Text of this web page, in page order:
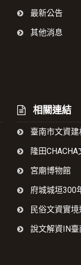
最新公告
其他消息
相關連結
臺南市文資
隆田
宮廟博物館
府城城垣300
民俗文資實
說文解資IN臺